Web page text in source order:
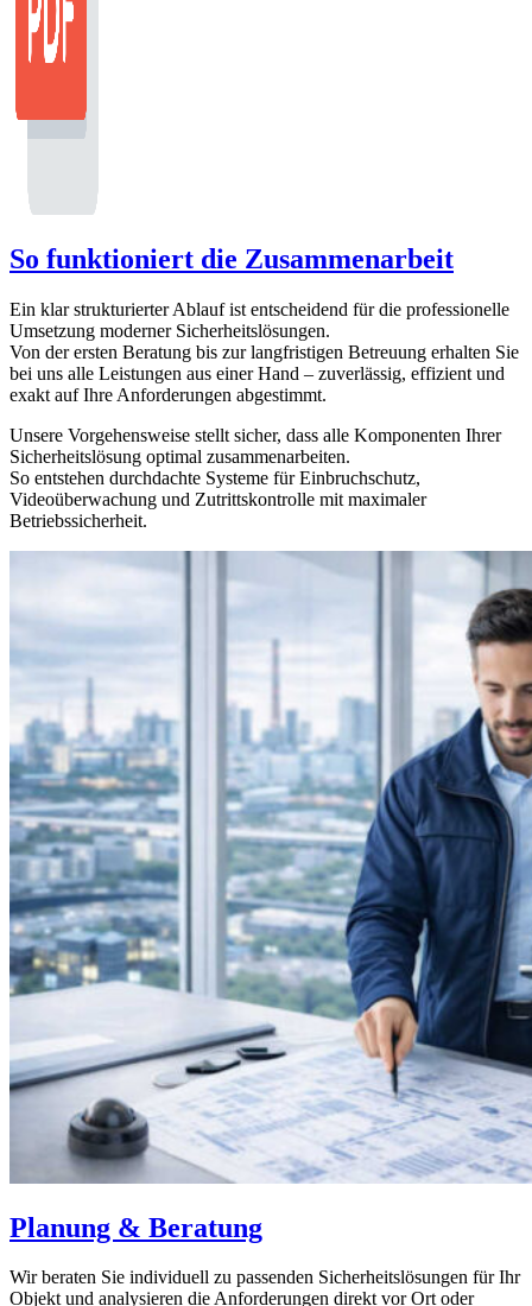
So funktioniert die Zusammenarbeit
Ein klar strukturierter Ablauf ist entscheidend für die professionelle
Umsetzung moderner Sicherheitslösungen.
Von der ersten Beratung bis zur langfristigen Betreuung erhalten Sie
bei uns alle Leistungen aus einer Hand – zuverlässig, effizient und
exakt auf Ihre Anforderungen abgestimmt.
Unsere Vorgehensweise stellt sicher, dass alle Komponenten Ihrer
Sicherheitslösung optimal zusammenarbeiten.
So entstehen durchdachte Systeme für Einbruchschutz,
Videoüberwachung und Zutrittskontrolle mit maximaler
Betriebssicherheit.
Planung & Beratung
Wir beraten Sie individuell zu passenden Sicherheitslösungen für Ihr
Objekt und analysieren die Anforderungen direkt vor Ort oder